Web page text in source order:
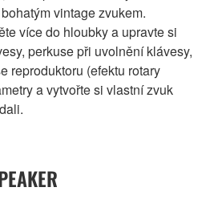
vintage zvukem.
více do hloubky a upravte si
perkuse při uvolnění klávesy,
reproduktoru (efektu rotary
a vytvořte si vlastní zvuk